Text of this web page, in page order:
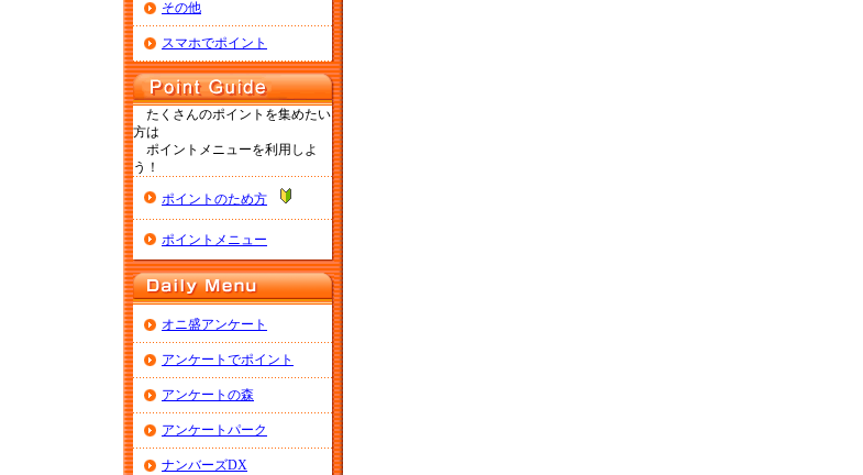
その他
スマホでポイント
たくさんのポイントを集めたい
方は
ポイントメニューを利用しよ
う！
ポイントのため方
ポイントメニュー
オニ盛アンケート
アンケートでポイント
アンケートの森
アンケートパーク
ナンバーズDX